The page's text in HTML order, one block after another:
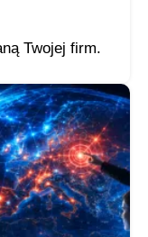
Twojej firm.